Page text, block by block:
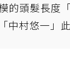
的頭髮長度
村悠一」